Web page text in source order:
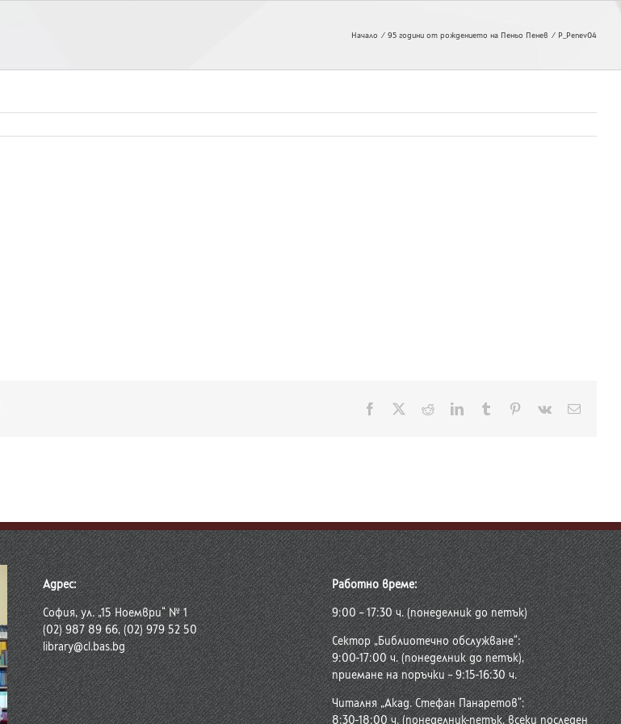
Начало 95 години от рождението на Пеньо Пенев P_Penev04
Facebook RedditLinkedInTumblr Pinterest
Vk
Адрес:
София, ул. „15 Ноември“ № 1
(02) 987 89 66, (02) 979 52 50
library@cl.bas.bg
Работно време:
9:00 – 17:30 ч. (понеделник до петък)
Сектор „Библиотечно обслужване“:
9:00-17:00 ч. (понеделник до петък),
приемане на поръчки – 9:15-16:30 ч.
Читалня „Акад. Стефан Панаретов“:
8:30-18:00 ч. (понеделник-петък, всеки последен